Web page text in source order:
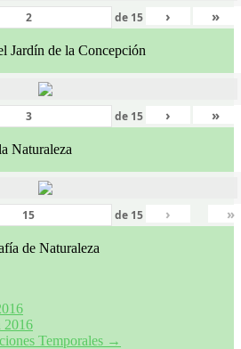
de 15 › »
Jardín de la Concepción
de 15 › »
Naturaleza
de 15 › »
de Naturaleza
2016
Temporales →